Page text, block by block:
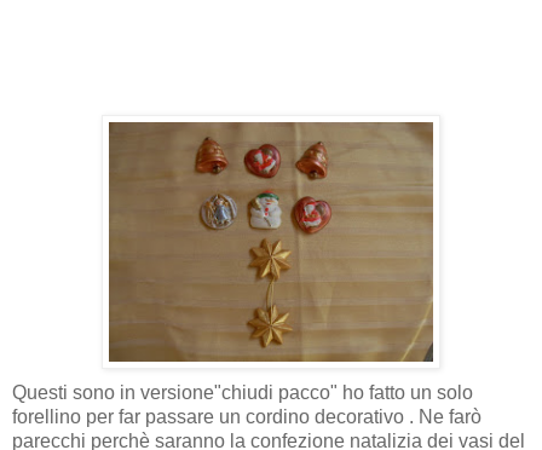
Questi sono in versione"chiudi pacco" ho fatto un solo
forellino per far passare un cordino decorativo . Ne farò
parecchi perchè saranno la confezione natalizia dei vasi del